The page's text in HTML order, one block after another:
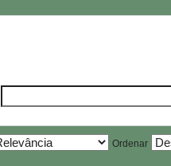
Ordenar